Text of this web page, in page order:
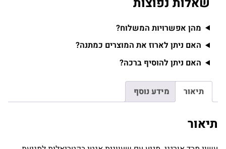
מהן אפשרויות המשלוח?
האם ניתן לארוז את המוצרים כמתנה?
האם ניתן להוסיף ברכה?
תיאור מידע נוסף
תיאור